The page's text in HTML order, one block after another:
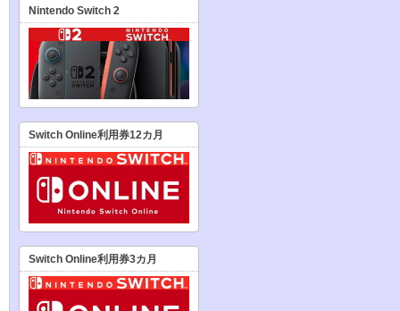
Nintendo Switch 2
Switch Online利用券12カ月
Switch Online利用券3カ月